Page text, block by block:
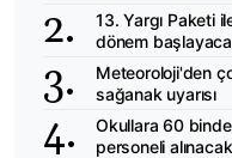
13. Yargı Paketi
dönem
Meteoroloji'den
sağanak uyarısı
Okullara 60
personeli alınacak